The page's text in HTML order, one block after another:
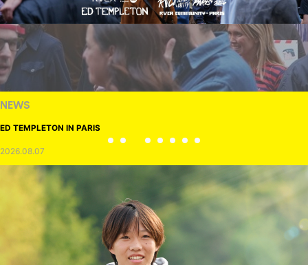
NEWS
ED TEMPLETON IN PARIS
2026.08.07